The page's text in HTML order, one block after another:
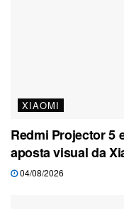
XIAOMI
Redmi Projector 5
aposta visual da
04/08/2026